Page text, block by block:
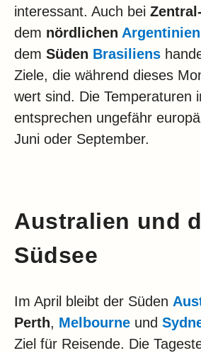
interessant. Auch bei
dem nördlichen Argentinien
dem Süden Brasiliens
Ziele, die während dieses
wert sind. Die Temperaturen
entsprechen ungefähr
Juni oder September.
Australien und
Südsee
Im April bleibt der Süden
Perth, Melbourne und
Ziel für Reisende. Die